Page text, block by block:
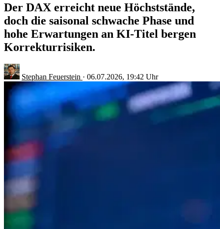
Der DAX erreicht neue Höchststände,
doch die saisonal schwache Phase und
hohe Erwartungen an KI-Titel bergen
Korrekturrisiken.
Stephan Feuerstein · 06.07.2026, 19:42 Uhr